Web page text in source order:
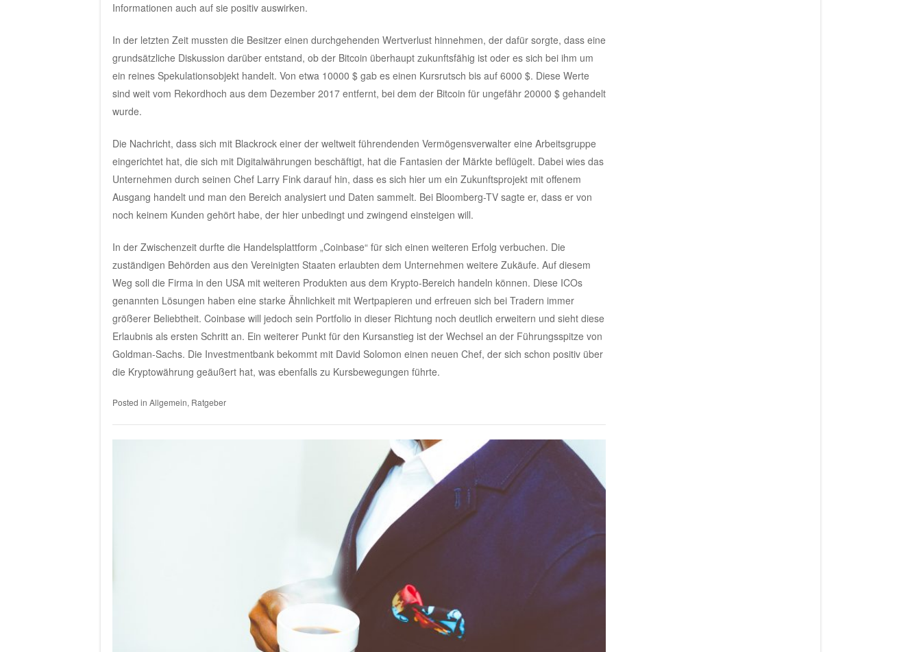
Informationen auch auf sie positiv auswirken.
In der letzten Zeit mussten die Besitzer einen durchgehenden Wertverlust hinnehmen, der dafür sorgte, dass eine
grundsätzliche Diskussion darüber entstand, ob der Bitcoin überhaupt zukunftsfähig ist oder es sich bei ihm um
ein reines Spekulationsobjekt handelt. Von etwa 10000 $ gab es einen Kursrutsch bis auf 6000 $. Diese Werte
sind weit vom Rekordhoch aus dem Dezember 2017 entfernt, bei dem der Bitcoin für ungefähr 20000 $ gehandelt
wurde.
Die Nachricht, dass sich mit Blackrock einer der weltweit führendenden Vermögensverwalter eine Arbeitsgruppe
eingerichtet hat, die sich mit Digitalwährungen beschäftigt, hat die Fantasien der Märkte beflügelt. Dabei wies das
Unternehmen durch seinen Chef Larry Fink darauf hin, dass es sich hier um ein Zukunftsprojekt mit offenem
Ausgang handelt und man den Bereich analysiert und Daten sammelt. Bei Bloomberg-TV sagte er, dass er von
noch keinem Kunden gehört habe, der hier unbedingt und zwingend einsteigen will.
In der Zwischenzeit durfte die Handelsplattform „Coinbase“ für sich einen weiteren Erfolg verbuchen. Die
zuständigen Behörden aus den Vereinigten Staaten erlaubten dem Unternehmen weitere Zukäufe. Auf diesem
Weg soll die Firma in den USA mit weiteren Produkten aus dem Krypto-Bereich handeln können. Diese ICOs
genannten Lösungen haben eine starke Ähnlichkeit mit Wertpapieren und erfreuen sich bei Tradern immer
größerer Beliebtheit. Coinbase will jedoch sein Portfolio in dieser Richtung noch deutlich erweitern und sieht diese
Erlaubnis als ersten Schritt an. Ein weiterer Punkt für den Kursanstieg ist der Wechsel an der Führungsspitze von
Goldman-Sachs. Die Investmentbank bekommt mit David Solomon einen neuen Chef, der sich schon positiv über
die Kryptowährung geäußert hat, was ebenfalls zu Kursbewegungen führte.
Posted in Allgemein, Ratgeber